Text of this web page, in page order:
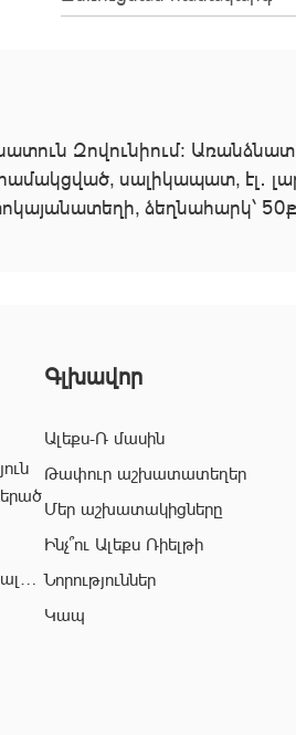
Զովունիում:
սալիկապատ, էլ․
ձեղնահարկ՝
Գլխավոր
Ալեքս-Ռ մասին
Թափուր աշխատատեղեր
Մեր աշխատակիցները
Ինչ՞ու Ալեքս Ռիելթի
Նորություններ
Կապ